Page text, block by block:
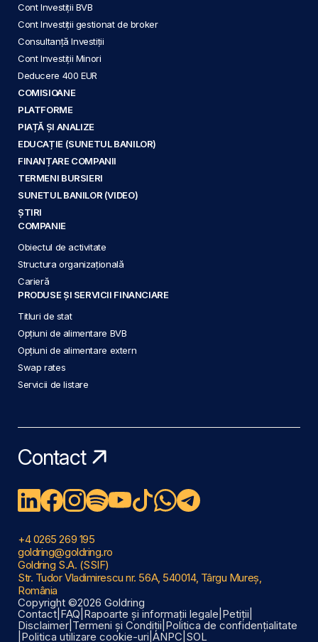
Cont Investiții BVB
Cont Investiții gestionat de broker
Consultanță Investiții
Cont Investiții Minori
Deducere 400 EUR
COMISIOANE
PLATFORME
PIAȚĂ ȘI ANALIZE
EDUCAȚIE (SUNETUL BANILOR)
FINANȚARE COMPANII
TERMENI BURSIERI
SUNETUL BANILOR (VIDEO)
ȘTIRI
COMPANIE
Obiectul de activitate
Structura organizațională
Carieră
PRODUSE ȘI SERVICII FINANCIARE
Titluri de stat
Opțiuni de alimentare BVB
Opțiuni de alimentare extern
Swap rates
Servicii de listare
Contact
+4 0265 269 195
goldring@goldring.ro
Goldring S.A. (SSIF)
Str. Tudor Vladimirescu nr. 56A, 540014, Târgu Mureș,
România
Copyright ©2026 Goldring
Contact FAQ Rapoarte și informații legale Petiții
Disclaimer Termeni și Condiții Politica de confidențialitate
Politica utilizare cookie-uri ANPC SOL